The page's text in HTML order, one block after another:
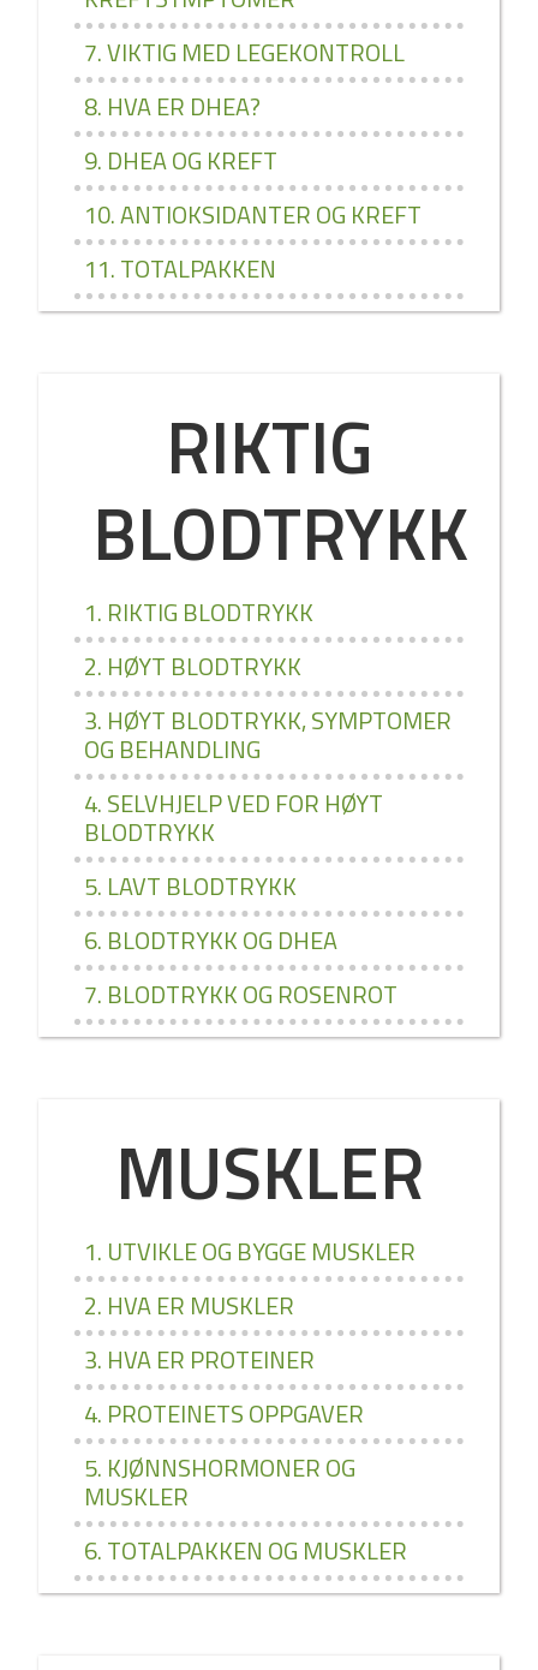
7. VIKTIG MED LEGEKONTROLL
8. HVA ER DHEA?
9. DHEA OG KREFT
10. ANTIOKSIDANTER OG KREFT
11. TOTALPAKKEN
RIKTIG
BLODTRYKK
1. RIKTIG BLODTRYKK
2. HØYT BLODTRYKK
3. HØYT BLODTRYKK, SYMPTOMER
OG BEHANDLING
4. SELVHJELP VED FOR HØYT
BLODTRYKK
5. LAVT BLODTRYKK
6. BLODTRYKK OG DHEA
7. BLODTRYKK OG ROSENROT
MUSKLER
1. UTVIKLE OG BYGGE MUSKLER
2. HVA ER MUSKLER
3. HVA ER PROTEINER
4. PROTEINETS OPPGAVER
5. KJØNNSHORMONER OG
MUSKLER
6. TOTALPAKKEN OG MUSKLER